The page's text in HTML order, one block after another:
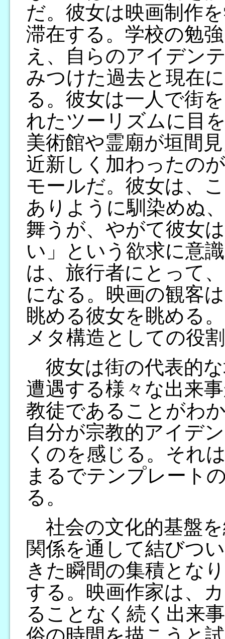
だ。彼女は映画制作
滞在する。学校の勉
え、自らのアイデン
みつけた過去と現在
る。彼女は一人で街
れたツーリズムに目
美術館や霊廟が垣間
近新しく加わったの
モールだ。彼女は、
ありように馴染めぬ
舞うが、やがて彼女
い」という欲求に意
は、旅行者にとって
になる。映画の観客
眺める彼女を眺める
メタ構造としての役
彼女は街の代表的
遭遇する様々な出来
教徒であることがわ
自分が宗教的アイデ
くのを感じる。それ
まるでテンプレート
る。
社会の文化的基盤
関係を通して結びつ
きた瞬間の集積とな
する。映画作家は、
ることなく続く出来